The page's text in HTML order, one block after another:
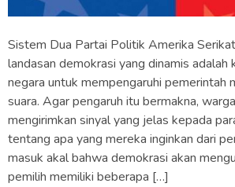
Sistem Dua Partai Politik Amerika
landasan demokrasi yang dinamis adalah
negara untuk mempengaruhi pemerintah
suara. Agar pengaruh itu bermakna,
mengirimkan sinyal yang jelas kepada
tentang apa yang mereka inginkan dari
masuk akal bahwa demokrasi akan
pemilih memiliki beberapa […]